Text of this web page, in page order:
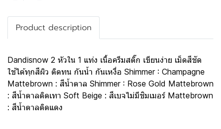
Product description
Dandisnow 2 หัวใน 1 แท่ง เนื้อครีมสติ๊ก เขียนง่าย เม็ดสีชัด
ใช้ได้ทุกสีผิว ติดทน กันน้ำ กันเหงื่อ Shimmer : Champagne
Mattebrown : สีน้ำตาล Shimmer : Rose Gold Mattebrown
: สีน้ำตาลติดเทา Soft Beige : สีเบจไม่มีชิมเมอร์ Mattebrown
: สีน้ำตาลติดแดง